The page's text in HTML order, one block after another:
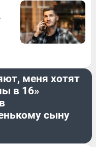
меня хотят
в 16»
сыну